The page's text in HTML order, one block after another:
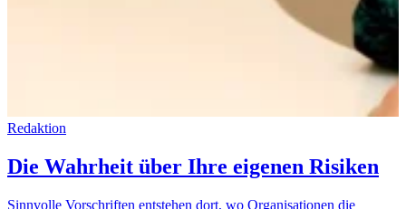
Redaktion
Die Wahrheit über Ihre eigenen Risiken
Sinnvolle Vorschriften entstehen dort, wo Organisationen die